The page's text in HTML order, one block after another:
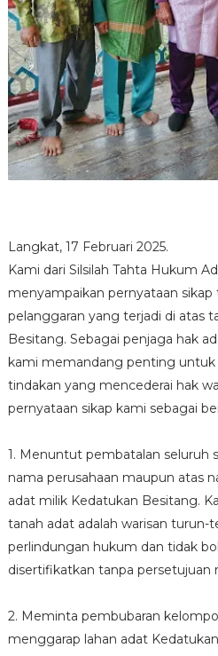
Langkat, 17 Februari 2025.
Kami dari Silsilah Tahta Hukum
menyampaikan pernyataan
pelanggaran yang terjadi di atas
Besitang. Sebagai penjaga hak
kami memandang penting
tindakan yang mencederai hak
pernyataan sikap kami sebagai
1. Menuntut pembatalan seluruh
nama perusahaan maupun atas
adat milik Kedatukan Besitang.
tanah adat adalah warisan
perlindungan hukum dan tidak
disertifikatkan tanpa persetujuan
2. Meminta pembubaran
menggarap lahan adat